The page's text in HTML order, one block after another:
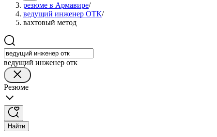
резюме в Армавире/
ведущий инженер ОТК/
вахтовый метод
ведущий инженер отк
Резюме
Найти